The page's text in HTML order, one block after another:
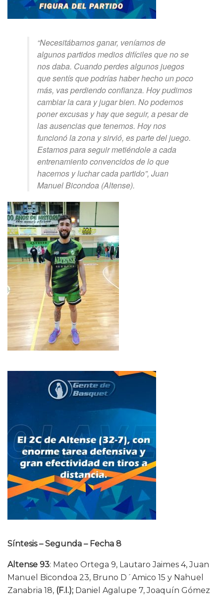
“Necesitábamos ganar, veníamos de
algunos partidos medios difíciles que no se
nos daba. Cuando perdes algunos juegos
que sentís que podrías haber hecho un poco
más, vas perdiendo confianza. Hoy pudimos
cambiar la cara y jugar bien. No podemos
poner excusas y hay que seguir, a pesar de
las ausencias que tenemos. Hoy nos
funcionó la zona y sirvió, es parte del juego.
Estamos para seguir metiéndole a cada
entrenamiento convencidos de lo que
hacemos y luchar cada partido”, Juan
Manuel Bicondoa (Altense).
Síntesis – Segunda – Fecha 8
Altense 93: Mateo Ortega 9, Lautaro Jaimes 4, Juan
Manuel Bicondoa 23, Bruno D´Amico 15 y Nahuel
Zanabria 18, (F.I.); Daniel Agalupe 7, Joaquín Gómez